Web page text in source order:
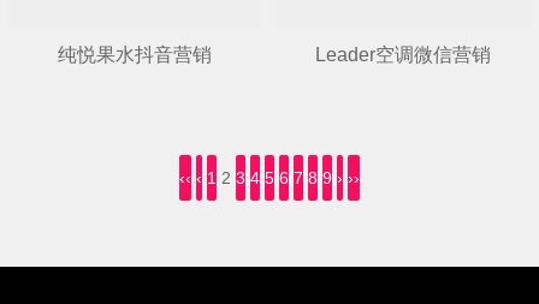
纯悦果水抖音营销 Leader空调微信营销
‹‹ ‹ 1 2 3 4 5 6 7 8 9 › ››